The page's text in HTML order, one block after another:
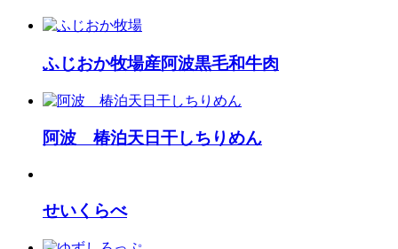
ふじおか牧場産阿波黒毛和牛肉
阿波 椿泊天日干しちりめん
せいくらべ